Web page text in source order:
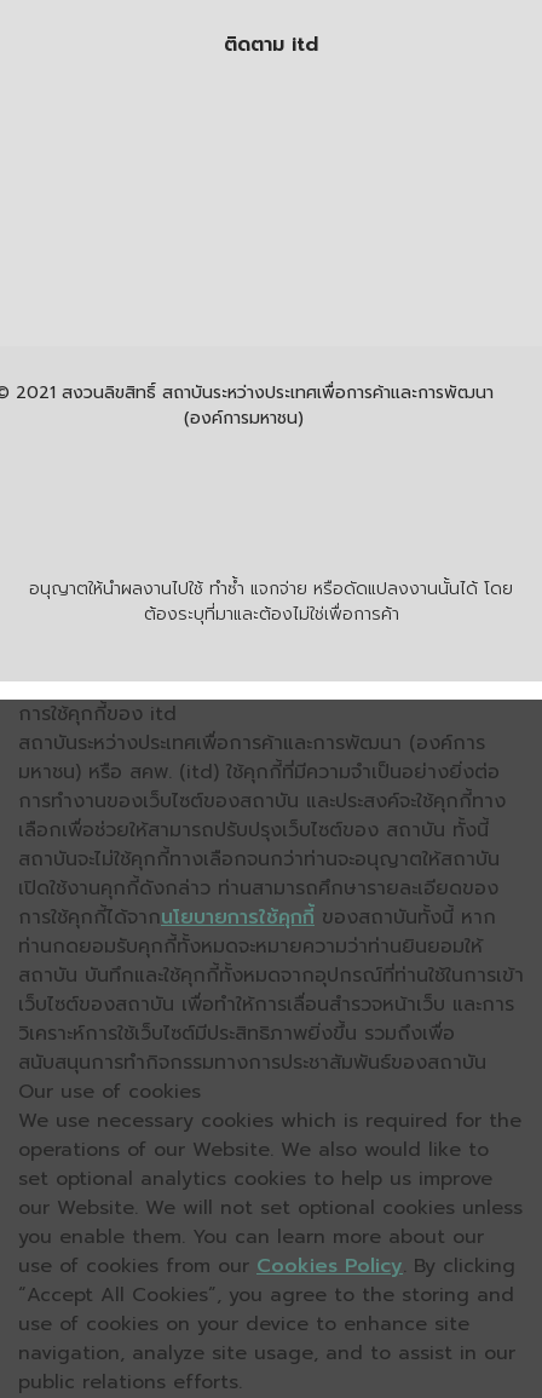
ติดตาม itd
อนุญาตให้นำผลงานไปใช้ ทำซ้ำ แจกจ่าย หรือดัดแปลงงานนั้นได้ โดย
ต้องระบุที่มาและต้องไม่ใช่เพื่อการค้า
2021 สงวนลิขสิทธิ์ สถาบันระหว่างประเทศเพื่อการค้าและการพัฒนา
(องค์การมหาชน)
การใช้คุกกี้ของ itd
สถาบันระหว่างประเทศเพื่อการค้าและการพัฒนา (องค์การ
มหาชน) หรือ สคพ. (itd) ใช้คุกกี้ที่มีความจำเป็นอย่างยิ่งต่อ
การทำงานของเว็บไซต์ของสถาบัน และประสงค์จะใช้คุกกี้ทาง
เลือกเพื่อช่วยให้สามารถปรับปรุงเว็บไซต์ของ สถาบัน ทั้งนี้
สถาบันจะไม่ใช้คุกกี้ทางเลือกจนกว่าท่านจะอนุญาตให้สถาบัน
เปิดใช้งานคุกกี้ดังกล่าว ท่านสามารถศึกษารายละเอียดของ
การใช้คุกกี้ได้จากนโยบายการใช้คุกกี้ ของสถาบันทั้งนี้ หาก
ท่านกดยอมรับคุกกี้ทั้งหมดจะหมายความว่าท่านยินยอมให้
สถาบัน บันทึกและใช้คุกกี้ทั้งหมดจากอุปกรณ์ที่ท่านใช้ในการเข้า
เว็บไซต์ของสถาบัน เพื่อทำให้การเลื่อนสำรวจหน้าเว็บ และการ
วิเคราะห์การใช้เว็บไซต์มีประสิทธิภาพยิ่งขึ้น รวมถึงเพื่อ
สนับสนุนการทำกิจกรรมทางการประชาสัมพันธ์ของสถาบัน
Our use of cookies
We use necessary cookies which is required for the
operations of our Website. We also would like to
set optional analytics cookies to help us improve
our Website. We will not set optional cookies unless
you enable them. You can learn more about our
use of cookies from our Cookies Policy. By clicking
“Accept All Cookies”, you agree to the storing and
use of cookies on your device to enhance site
navigation, analyze site usage, and to assist in our
public relations efforts.